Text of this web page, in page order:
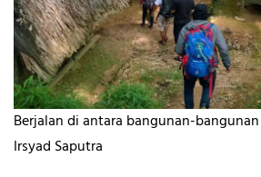
Berjalan di antara bangunan-
Irsyad Saputra